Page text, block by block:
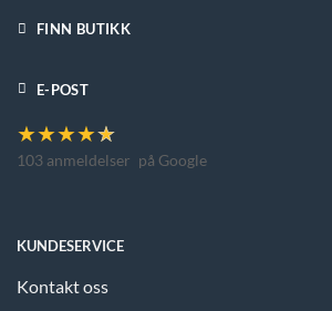
FINN BUTIKK
E-POST
★★★★★
103 anmeldelser på Google
KUNDESERVICE
Kontakt oss